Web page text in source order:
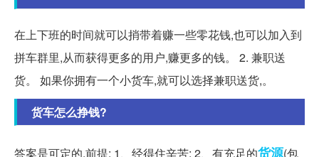
在上下班的时间就可以捎带着赚一些零花钱,也可以加入到
拼车群里,从而获得更多的用户,赚更多的钱。 2. 兼职送
货。 如果你拥有一个小货车,就可以选择兼职送货,。
货车怎么挣钱?
答案是可定的,前提: 1、经得住辛苦; 2、有充足的货源(包